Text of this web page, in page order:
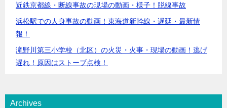
近鉄京都線・断線事故の現場の動画・様子！脱線事故
浜松駅での人身事故の動画！東海道新幹線・遅延・最新情
報！
滝野川第三小学校（北区）の火災・火事・現場の動画！逃げ
遅れ！原因はストーブ点検！
Archives